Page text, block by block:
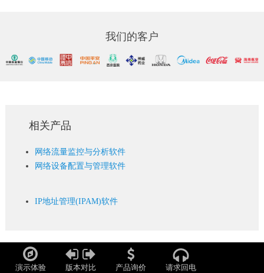
我们的客户
相关产品
网络流量监控与分析软件
网络设备配置与管理软件
IP地址管理(IPAM)软件
演示体验 版本对比 产品询价 请求回电